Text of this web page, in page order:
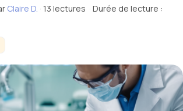
Claire D. · 13 lectures · Durée de lecture :